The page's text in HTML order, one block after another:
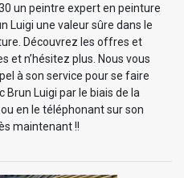
un peintre expert en peinture
Luigi une valeur sûre dans le
Découvrez les offres et
et n’hésitez plus. Nous vous
à son service pour se faire
Luigi par le biais de la
en le téléphonant sur son
maintenant !!